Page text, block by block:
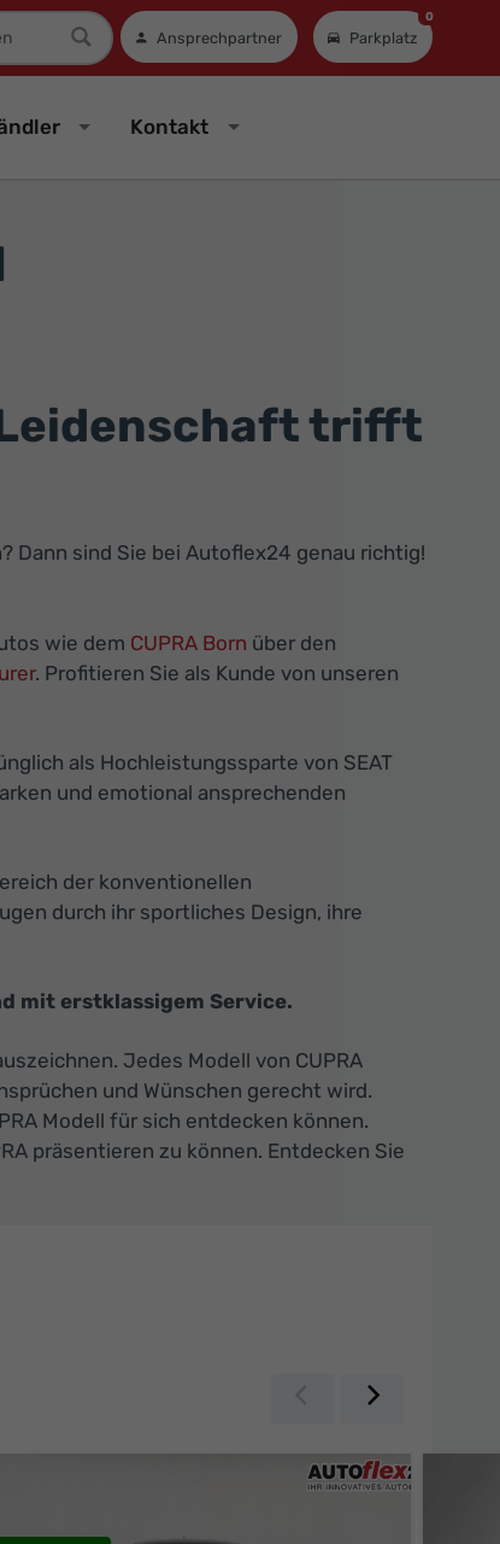
Ansprechpartner Parkplatz
0
Kontakt
Leidenschaft trifft
Dann sind Sie bei Autoflex24 genau richtig!
wie dem CUPRA Born über den
. Profitieren Sie als Kunde von unseren
als Hochleistungssparte von SEAT
und emotional ansprechenden
der konventionellen
durch ihr sportliches Design, ihre
mit erstklassigem Service.
Jedes Modell von CUPRA
und Wünschen gerecht wird.
Modell für sich entdecken können.
präsentieren zu können. Entdecken Sie
Zurück